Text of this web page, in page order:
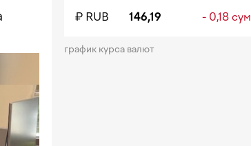
₽ RUB
146,19 - 0,18 сум
график курса валют